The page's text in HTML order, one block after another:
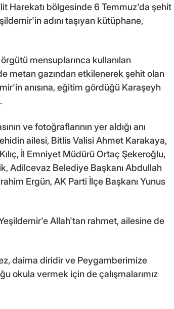
Harekatı bölgesinde 6 Temmuz'da şehit
adını taşıyan kütüphane,
mensuplarınca kullanılan
metan gazından etkilenerek şehit olan
anısına, eğitim gördüğü Karaşeyh
ve fotoğraflarının yer aldığı anı
ailesi, Bitlis Valisi Ahmet Karakaya,
İl Emniyet Müdürü Ortaç Şekeroğlu,
Adilcevaz Belediye Başkanı Abdullah
Ergün, AK Parti İlçe Başkanı Yunus
Allah'tan rahmet, ailesine de
daima diridir ve Peygamberimize
okula vermek için de çalışmalarımız